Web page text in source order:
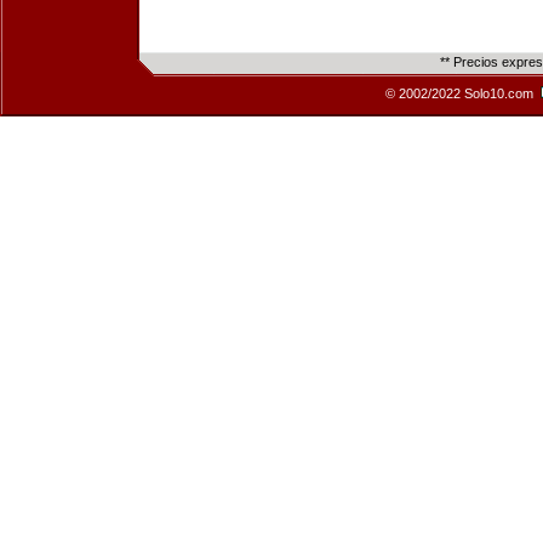
** Precios
© 2002/2022 Solo10.com